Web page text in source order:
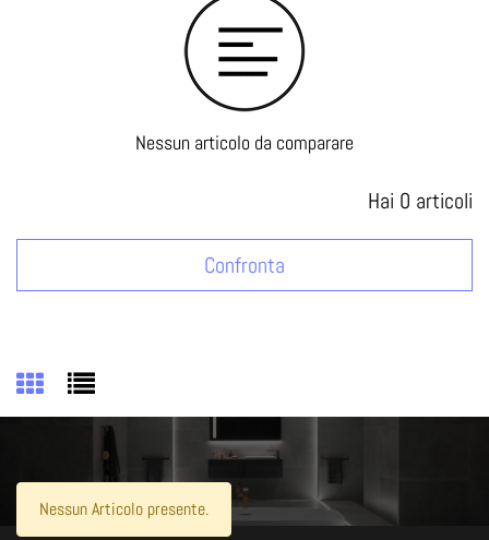
Nessun articolo da comparare
Hai 0 articoli
Confronta
Nessun Articolo presente.